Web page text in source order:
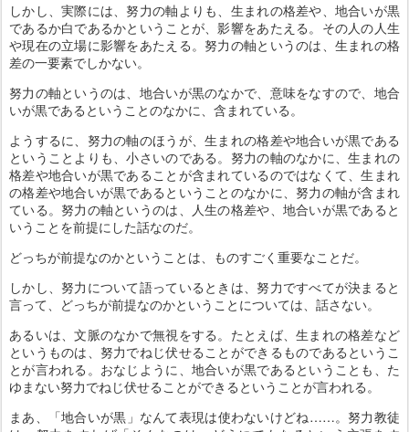
しかし、実際には、努力の軸よりも、生まれの格差や、地合いが黒
であるか白であるかということが、影響をあたえる。その人の人生
や現在の立場に影響をあたえる。努力の軸というのは、生まれの格
差の一要素でしかない。
努力の軸というのは、地合いが黒のなかで、意味をなすので、地合
いが黒であるということのなかに、含まれている。
ようするに、努力の軸のほうが、生まれの格差や地合いが黒である
ということよりも、小さいのである。努力の軸のなかに、生まれの
格差や地合いが黒であることが含まれているのではなくて、生まれ
の格差や地合いが黒であるということのなかに、努力の軸が含まれ
ている。努力の軸というのは、人生の格差や、地合いが黒であると
いうことを前提にした話なのだ。
どっちが前提なのかということは、ものすごく重要なことだ。
しかし、努力について語っているときは、努力ですべてが決まると
言って、どっちが前提なのかということについては、話さない。
あるいは、文脈のなかで無視をする。たとえば、生まれの格差など
というものは、努力でねじ伏せることができるものであるというこ
とが言われる。おなじように、地合いが黒であるということも、た
ゆまない努力でねじ伏せることができるということが言われる。
まあ、「地合いが黒」なんて表現は使わないけどね……。努力教徒